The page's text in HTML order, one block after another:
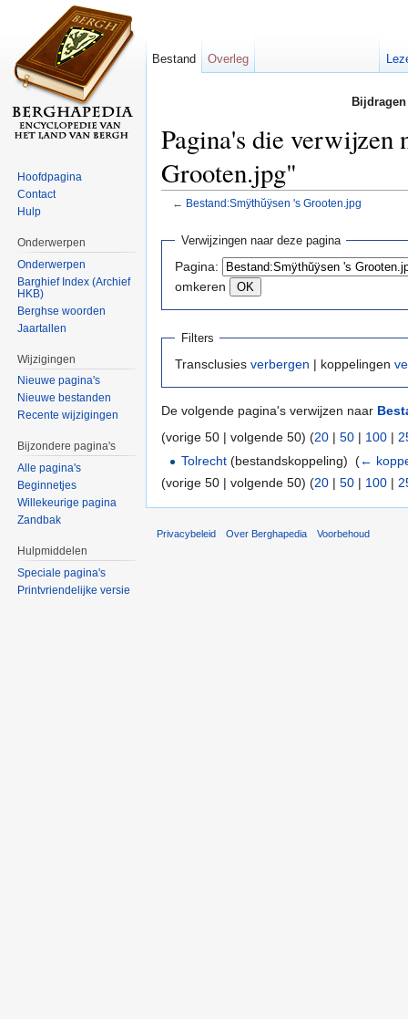
Pagina's die verwijzen
Grooten.jpg"
← Bestand:Smÿthŭÿsen 's Grooten.jpg
Verwijzingen naar deze pagina
Pagina:
omkeren
Filters
Transclusies verbergen | koppelingen
De volgende pagina's verwijzen naar
(vorige 50 | volgende 50) (20 | 50 | 100 |
Tolrecht (bestandskoppeling) ‎(←
(vorige 50 | volgende 50) (20 | 50 | 100 |
Bestand Overleg
Hoofdpagina
Contact
Hulp
Onderwerpen
Onderwerpen
Barghief Index (Archief
HKB)
Berghse woorden
Jaartallen
Wijzigingen
Nieuwe pagina's
Nieuwe bestanden
Recente wijzigingen
Bijzondere pagina's
Alle pagina's
Beginnetjes
Willekeurige pagina
Zandbak
Hulpmiddelen
Speciale pagina's
Printvriendelijke versie
Privacybeleid Over Berghapedia Voorbehoud